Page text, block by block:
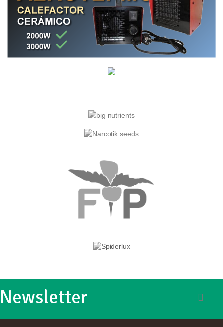
Newsletter